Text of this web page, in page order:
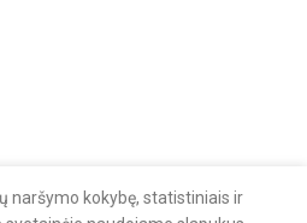
naršymo kokybę, statistiniais ir